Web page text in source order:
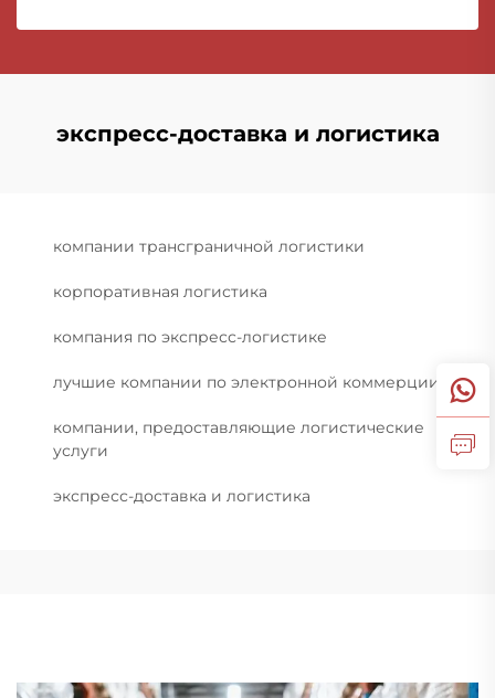
экспресс-доставка и логистика
компании трансграничной логистики
корпоративная логистика
компания по экспресс-логистике
лучшие компании по электронной коммерции
компании, предоставляющие логистические
услуги
экспресс-доставка и логистика